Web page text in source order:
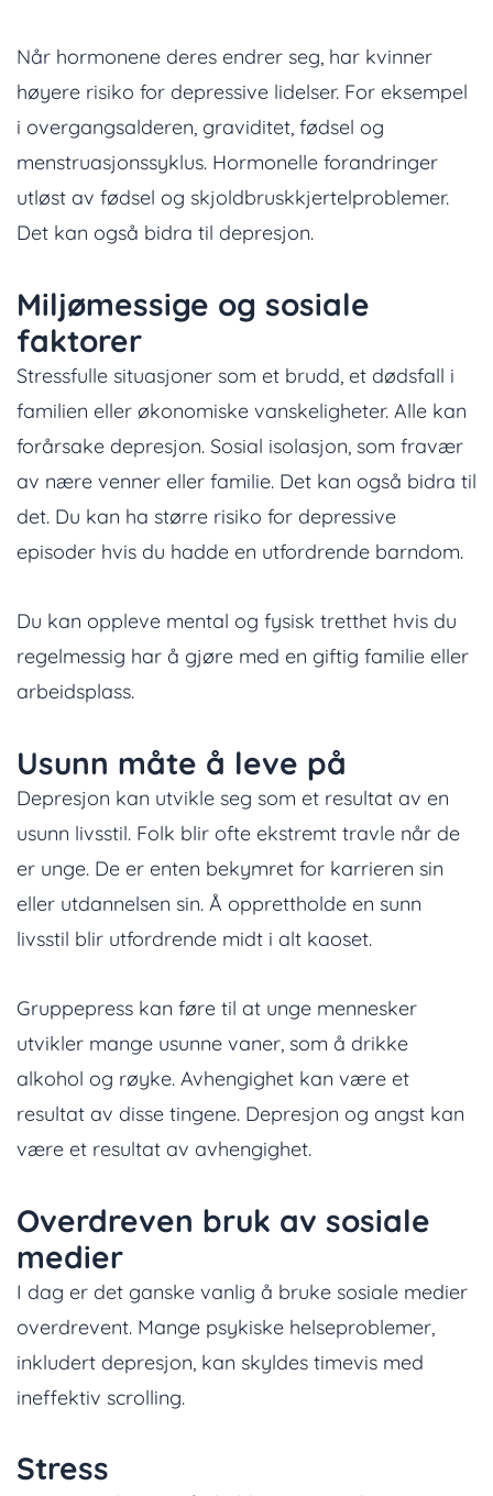
Når hormonene deres endrer seg, har kvinner
høyere risiko for depressive lidelser. For eksempel
i overgangsalderen, graviditet, fødsel og
menstruasjonssyklus. Hormonelle forandringer
utløst av fødsel og skjoldbruskkjertelproblemer.
Det kan også bidra til depresjon.
Miljømessige og sosiale
faktorer
Stressfulle situasjoner som et brudd, et dødsfall i
familien eller økonomiske vanskeligheter. Alle kan
forårsake depresjon. Sosial isolasjon, som fravær
av nære venner eller familie. Det kan også bidra til
det. Du kan ha større risiko for depressive
episoder hvis du hadde en utfordrende barndom.
Du kan oppleve mental og fysisk tretthet hvis du
regelmessig har å gjøre med en giftig familie eller
arbeidsplass.
Usunn måte å leve på
Depresjon kan utvikle seg som et resultat av en
usunn livsstil. Folk blir ofte ekstremt travle når de
er unge. De er enten bekymret for karrieren sin
eller utdannelsen sin. Å opprettholde en sunn
livsstil blir utfordrende midt i alt kaoset.
Gruppepress kan føre til at unge mennesker
utvikler mange usunne vaner, som å drikke
alkohol og røyke. Avhengighet kan være et
resultat av disse tingene. Depresjon og angst kan
være et resultat av avhengighet.
Overdreven bruk av sosiale
medier
I dag er det ganske vanlig å bruke sosiale medier
overdrevent. Mange psykiske helseproblemer,
inkludert depresjon, kan skyldes timevis med
ineffektiv scrolling.
Stress